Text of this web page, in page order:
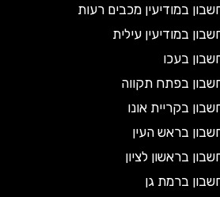
במודיעין מכבים רעות
עילית
בעכו
בפתח תקווה
בקריית אונו
בראש העין
לציון
ברמת גן